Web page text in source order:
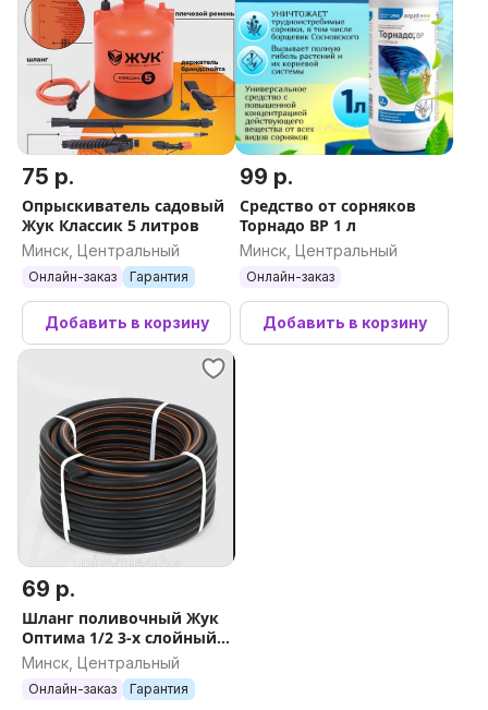
75 р.
Опрыскиватель садовый
Жук Классик 5 литров
Минск, Центральный
Онлайн-заказ Гарантия
Добавить в корзину
99 р.
Средство от сорняков
Торнадо BP 1 л
Минск, Центральный
Онлайн-заказ
Добавить в корзину
69 р.
Шланг поливочный Жук
Оптима 1/2 3-х слойный
морозостойкий, бухта 25
м В наличии
Минск, Центральный
Онлайн-заказ Гарантия